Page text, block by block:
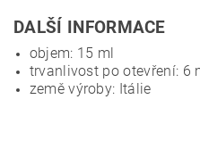
DALŠÍ INFORMACE
objem: 15 ml
trvanlivost po otevření: 6
země výroby: Itálie